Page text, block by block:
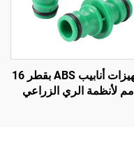
تجهيزات أنابيب ABS بقطر 16
مم لأنظمة الري الزراعي